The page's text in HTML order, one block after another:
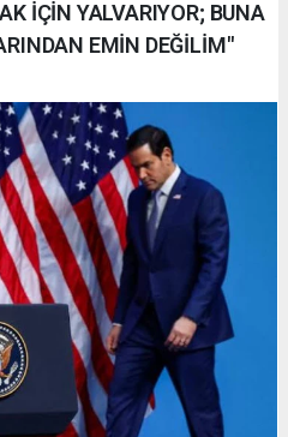
İÇİN YALVARIYOR; BUNA
EMİN DEĞİLİM"